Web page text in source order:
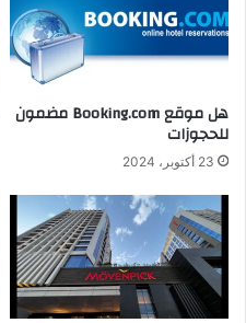
هل موقع Booking.com مضمون
للحجوزات
23 أكتوبر، 2024